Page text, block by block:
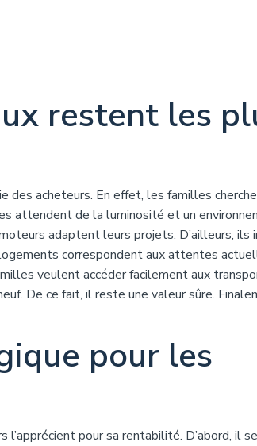
restent les
des acheteurs. En effet, les familles
attendent de la luminosité et un
adaptent leurs projets. D’ailleurs, ils
correspondent aux attentes
veulent accéder facilement aux
De ce fait, il reste une valeur sûre.
pour les
pour sa rentabilité. D’abord, il